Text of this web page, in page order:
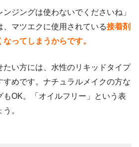
ジングは使わないでくださいね」
、マツエクに使用されている接着剤
ってしまうからです。
たい方には、水性のリキッドタイプ
すめです。ナチュラルメイクの方な
もOK。「オイルフリー」という表
。